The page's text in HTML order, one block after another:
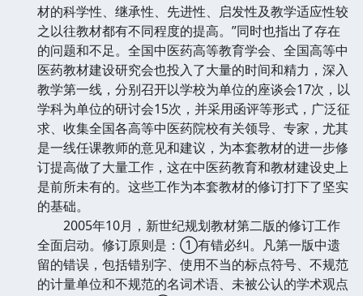
材的科学性、继承性、先进性、启发性及教学适应性较
之以往教材都有不同程度的提高。”同时也指出了存在
的问题和不足。全国中医药高等教育学会、全国高等中
医药教材建设研究会也投入了大量的时间和精力，深入
教学第一线，分别召开以学校为单位的座谈会17次，以
学科为单位的研讨会15次，并采用函评等形式，广泛征
求、收集全国各高等中医药院校有关领导、专家，尤其
是一线任课教师的意见和建议，为本套教材的进一步修
订提高做了大量工作，这在中医药教育和教材建设史上
是前所未有的。这些工作为本套教材的修订打下了坚实
的基础。
2005年10月，新世纪规划教材第二版的修订工作
全面启动。修订原则是：①有错必纠。凡第一版中遗
留的错误，包括错别字、使用不当的标点符号、不规范
的计量单位和不规范的名词术语、未被公认的学术观点